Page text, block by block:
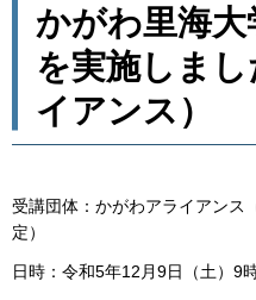
かがわ里海
を実施しま
イアンス）
受講団体：かがわアライアンス
定）
日時：令和5年12月9日（土）9